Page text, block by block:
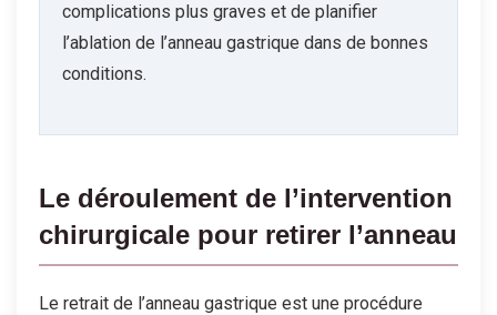
complications plus graves et de planifier
l’ablation de l’anneau gastrique dans de bonnes
conditions.
Le déroulement de l’intervention
chirurgicale pour retirer l’anneau
Le retrait de l’anneau gastrique est une procédure